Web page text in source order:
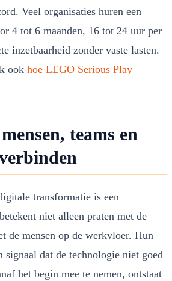
Veel organisaties huren een
4 tot 6 maanden, 16 tot 24 uur per
inzetbaarheid zonder vaste lasten.
ook hoe LEGO Serious Play
teams en
transformatie is een
niet alleen praten met de
de mensen op de werkvloer. Hun
signaal dat de technologie niet goed
het begin mee te nemen, ontstaat